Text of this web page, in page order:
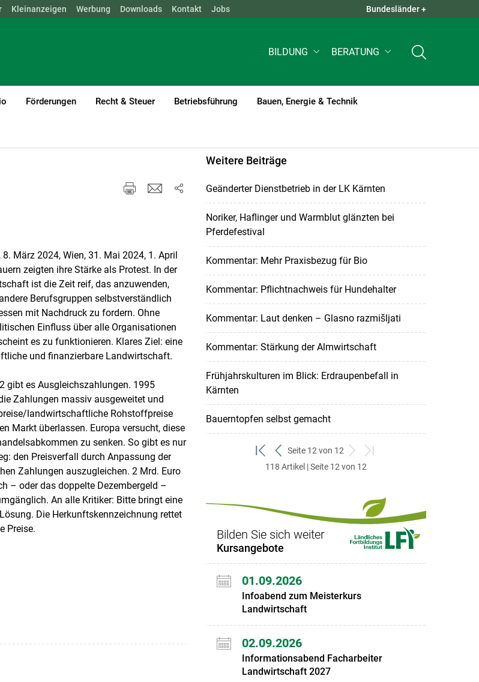
Skip to main content
STMK TIROL VBG WIEN QUICK LINKS +
Kleinanzeigen Werbung Downloads Kontakt Jobs Bundesländer +
BILDUNG BERATUNG
Förderungen Recht & Steuer Betriebsführung Bauen, Energie & Technik
8. März 2024, Wien, 31. Mai 2024, 1. ­April
zeigten ihre Stärke als Protest. In der
ist die Zeit reif, das anzuwenden,
Berufsgruppen selbstverständlich
mit Nachdruck zu fordern. Ohne
Einfluss über alle Organisationen
es zu funktionieren. Klares Ziel: eine
und finanzierbare Landwirtschaft.
gibt es Ausgleichszahlungen. 1995
Zahlungen massiv ausgeweitet und
​landwirtschaftliche Rohstoffpreise
Markt überlassen. Europa versucht, diese
zu senken. So gibt es nur
den Preisverfall durch Anpassung der
Zahlungen auszugleichen. 2 Mrd. Euro
– oder das doppelte Dezembergeld –
An alle Kritiker: Bitte bringt eine
Die Herkunftskennzeichnung rettet
Preise.
Weitere Beiträge
Geänderter Dienstbetrieb in der LK Kärnten
Noriker, Haflinger und Warmblut glänzten bei
Pferdefestival
Kommentar: Mehr Praxisbezug für Bio
Kommentar: Pflichtnachweis für Hundehalter
Kommentar: Laut denken – Glasno razmišljati
Kommentar: Stärkung der Almwirtschaft
Frühjahrskulturen im Blick: Erdraupenbefall in
Kärnten
Bauerntopfen selbst gemacht
zum
ersten
zurück
zum
Seite 12 von 12
weiter
zum
zum
118 Artikel | Seite 12 von 12
Bilden Sie sich weiter
Kursangebote
01.09.2026
Infoabend zum Meisterkurs
Landwirtschaft
02.09.2026
Informationsabend Facharbeiter
Landwirtschaft 2027